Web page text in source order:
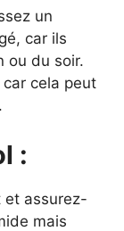
un
car ils
ou du soir.
cela peut
:
et assurez-
mais